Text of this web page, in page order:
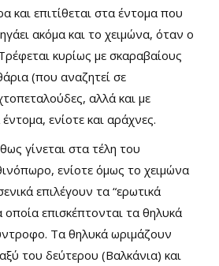
και επιτίθεται στα έντομα που
ακόμα και το χειμώνα, όταν ο
κυρίως με σκαραβαίους
(που αναζητεί σε
αλλά και με
ενίοτε και αράχνες.
γίνεται στα τέλη του
ενίοτε όμως το χειμώνα
επιλέγουν τα “ερωτικά
οποία επισκέπτονται τα θηλυκά
Τα θηλυκά ωριμάζουν
του δεύτερου (Βαλκάνια) και